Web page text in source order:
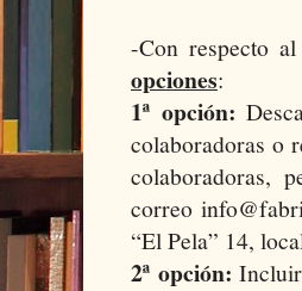
-Con respecto
opciones:
1ª opción:
colaboradoras o
colaboradoras,
correo
“El Pela” 14,
2ª opción: